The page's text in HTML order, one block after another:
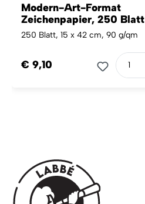
Modern-Art-Format
Zeichenpapier, 250 Blatt
250 Blatt, 15 x 42 cm, 90 g/qm
€ 9,10